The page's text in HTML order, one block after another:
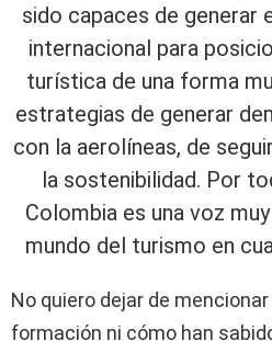
sido capaces de generar
internacional para
turística de una forma
estrategias de generar
con la aerolíneas, de
la sostenibilidad. Por
Colombia es una voz
mundo del turismo en
No quiero dejar de
formación ni cómo han